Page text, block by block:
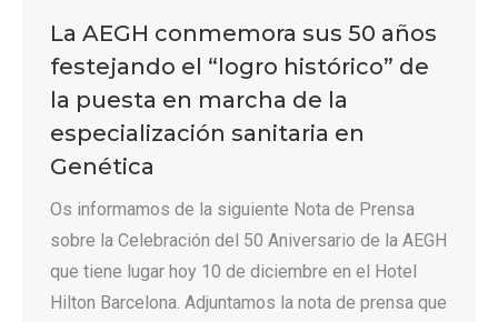
La AEGH conmemora sus 50 años
festejando el “logro histórico” de
la puesta en marcha de la
especialización sanitaria en
Genética
Os informamos de la siguiente Nota de Prensa
sobre la Celebración del 50 Aniversario de la AEGH
que tiene lugar hoy 10 de diciembre en el Hotel
Hilton Barcelona. Adjuntamos la nota de prensa que